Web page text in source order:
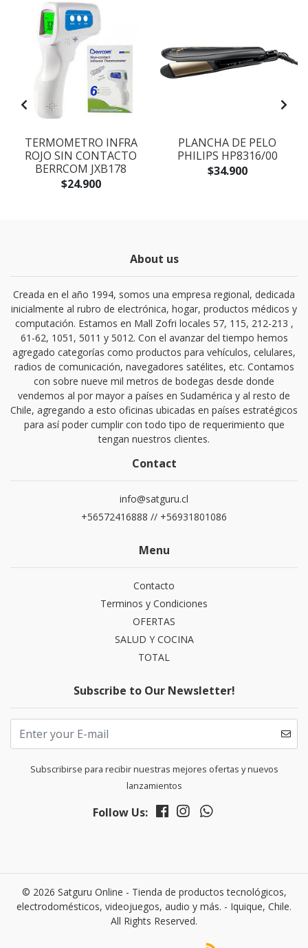
TERMOMETRO INFRA
ROJO SIN CONTACTO
BERRCOM JXB178
$24.900
PLANCHA DE PELO
PHILIPS HP8316/00
$34.900
About us
Creada en el año 1994, somos una empresa regional, dedicada
inicialmente al rubro de electrónica, hogar, productos médicos y
computación. Estamos en Mall Zofri locales 57, 115, 212-213 ,
61-62, 1051, 5011 y 5012. Con el avanzar del tiempo hemos
agregado categorías como productos para vehículos, celulares,
radios de comunicación, navegadores satélites, etc. Contamos
con sobre nueve mil metros de bodegas desde donde
vendemos al por mayor a países en Sudamérica y al resto de
Chile, agregando a esto oficinas ubicadas en países estratégicos
para así poder cumplir con todo tipo de requerimiento que
tengan nuestros clientes.
Contact
info@satguru.cl
+56572416888 // +56931801086
Menu
Contacto
Terminos y Condiciones
OFERTAS
SALUD Y COCINA
TOTAL
Subscribe to Our Newsletter!
Subscribirse para recibir nuestras mejores ofertas y nuevos
lanzamientos
Follow Us:
© 2026 Satguru Online - Tienda de productos tecnológicos,
electrodomésticos, videojuegos, audio y más. - Iquique, Chile.
All Rights Reserved.